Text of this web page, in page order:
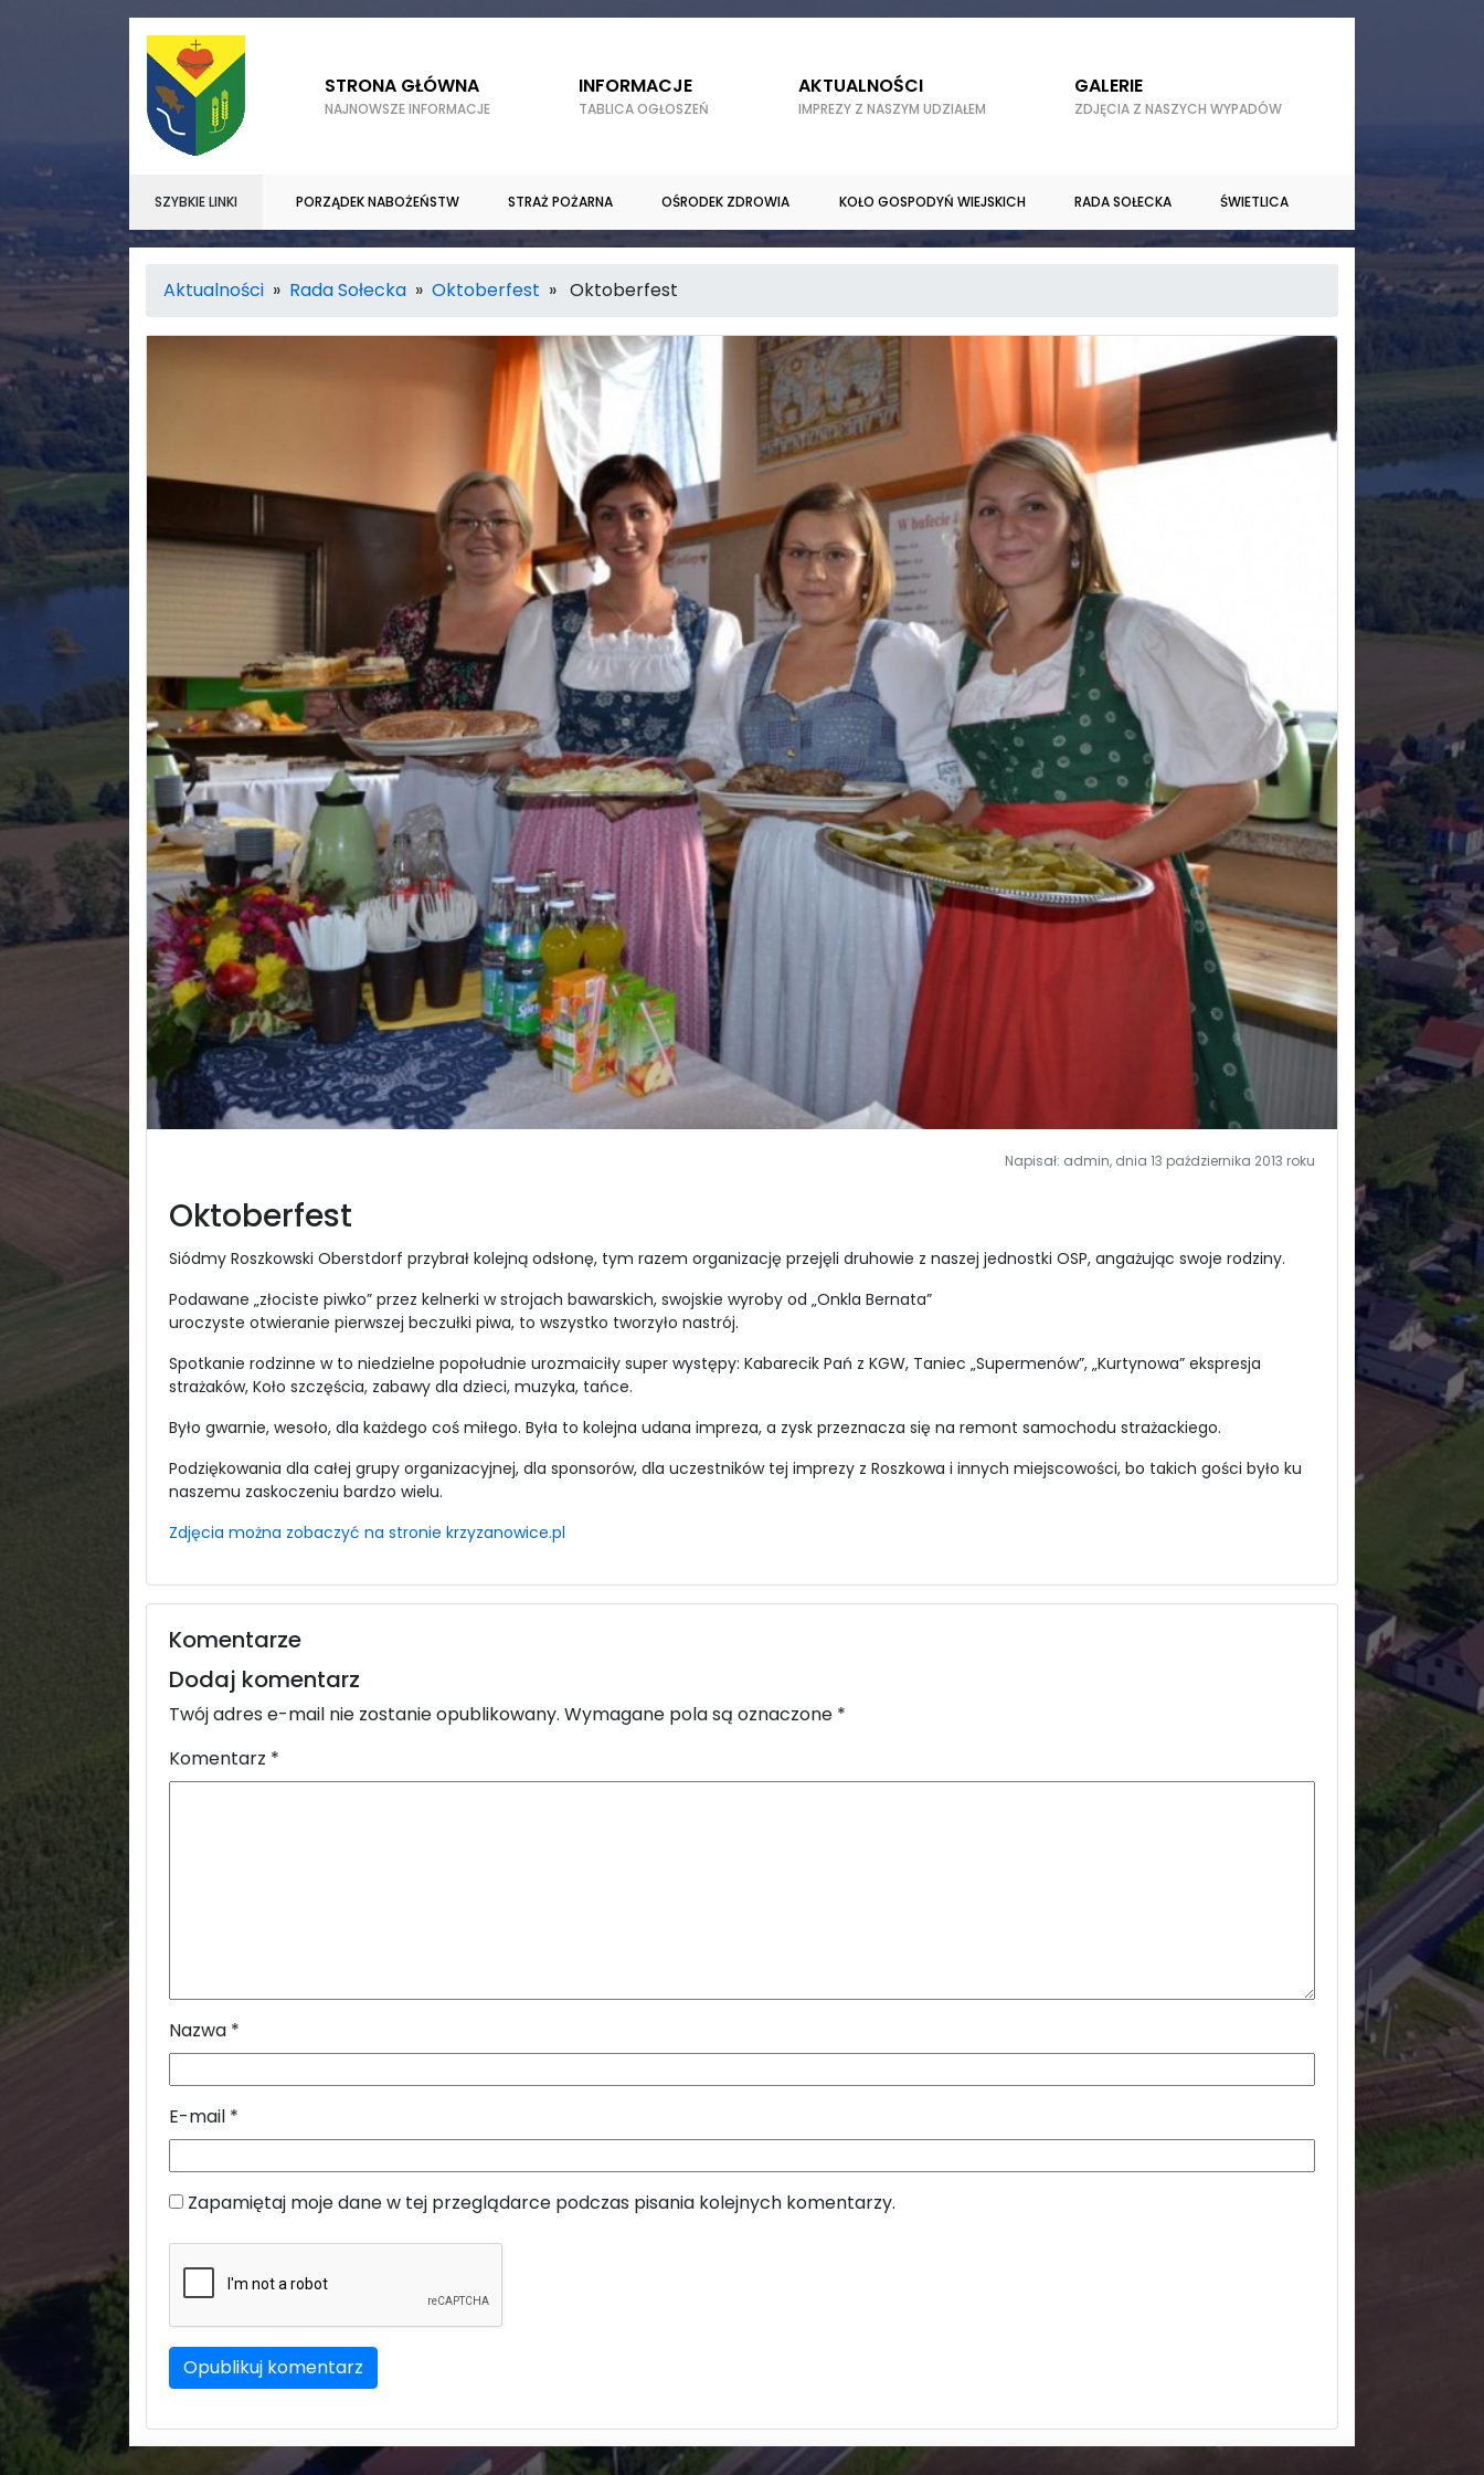
SZYBKIE LINKI
STRONA GŁÓWNA
NAJNOWSZE INFORMACJE
INFORMACJE
TABLICA OGŁOSZEŃ
AKTUALNOŚCI
IMPREZY Z NASZYM UDZIAŁEM
GALERIE
ZDJĘCIA Z NASZYCH WYPADÓW
PORZĄDEK NABOŻEŃSTW STRAŻ POŻARNA OŚRODEK ZDROWIA KOŁO GOSPODYŃ WIEJSKICH RADA SOŁECKA ŚWIETLICA
Aktualności » Rada Sołecka » Oktoberfest » Oktoberfest
Napisał: admin, dnia 13 października 2013 roku
Oktoberfest
Siódmy Roszkowski Oberstdorf przybrał kolejną odsłonę, tym razem organizację przejęli druhowie z naszej jednostki OSP, angażując swoje rodziny.
Podawane „złociste piwko” przez kelnerki w strojach bawarskich, swojskie wyroby od „Onkla Bernata”
uroczyste otwieranie pierwszej beczułki piwa, to wszystko tworzyło nastrój.
Spotkanie rodzinne w to niedzielne popołudnie urozmaiciły super występy: Kabarecik Pań z KGW, Taniec „Supermenów”, „Kurtynowa” ekspresja
strażaków, Koło szczęścia, zabawy dla dzieci, muzyka, tańce.
Było gwarnie, wesoło, dla każdego coś miłego. Była to kolejna udana impreza, a zysk przeznacza się na remont samochodu strażackiego.
Podziękowania dla całej grupy organizacyjnej, dla sponsorów, dla uczestników tej imprezy z Roszkowa i innych miejscowości, bo takich gości było ku
naszemu zaskoczeniu bardzo wielu.
Zdjęcia można zobaczyć na stronie krzyzanowice.pl
Komentarze
Dodaj komentarz
Twój adres e-mail nie zostanie opublikowany. Wymagane pola są oznaczone *
Komentarz *
Nazwa *
E-mail *
Zapamiętaj moje dane w tej przeglądarce podczas pisania kolejnych komentarzy.